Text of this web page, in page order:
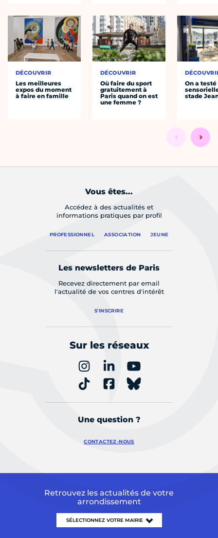
DÉCOUVRIR
Les meilleures
expos du moment
à faire en famille
DÉCOUVRIR
Où faire du sport
gratuitement à
Paris quand on est
une femme ?
On a
stade
Vous êtes...
Accédez à des actualités et
informations pratiques par profil
PROFESSIONNEL ASSOCIATION JEUNE
Les newsletters de Paris
Recevez directement par email
l'actualité de vos centres d'intérêt
S'INSCRIRE
Sur les réseaux
Une question ?
CONTACTEZ-NOUS
Retrouvez les actualités de votre
arrondissement